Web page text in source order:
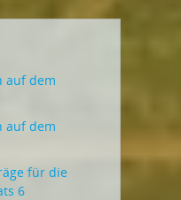
auf dem
auf dem
für die
6